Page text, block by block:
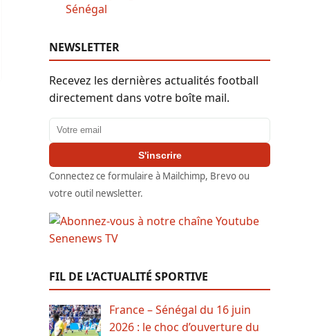
Sénégal
NEWSLETTER
Recevez les dernières actualités football
directement dans votre boîte mail.
Adresse email
S'inscrire
Connectez ce formulaire à Mailchimp, Brevo ou
votre outil newsletter.
FIL DE L’ACTUALITÉ SPORTIVE
France – Sénégal du 16 juin
2026 : le choc d’ouverture du